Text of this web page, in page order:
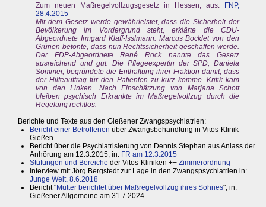
Zum neuen Maßregelvollzugsgesetz in Hessen, aus: FNP,
28.4.2015
Mit dem Gesetz werde gewährleistet, dass die Sicherheit der
Bevölkerung im Vordergrund steht, erklärte die CDU-
Abgeordnete Irmgard Klaff-Isslmann. Marcus Bocklet von den
Grünen betonte, dass nun Rechtssicherheit geschaffen werde.
Der FDP-Abgeordnete René Rock nannte das Gesetz
ausreichend und gut. Die Pflegeexpertin der SPD, Daniela
Sommer, begründete die Enthaltung ihrer Fraktion damit, dass
der Hilfeauftrag für den Patienten zu kurz komme. Kritik kam
von den Linken. Nach Einschätzung von Marjana Schott
bleiben psychisch Erkrankte im Maßregelvollzug durch die
Regelung rechtlos.
Berichte und Texte aus den Gießener Zwangspsychiatrien:
Bericht einer Betroffenen über Zwangsbehandlung in Vitos-Klinik
Gießen
Bericht über die Psychiatrisierung von Dennis Stephan aus Anlass der
Anhörung am 12.3.2015, in: FR am 12.3.2015
Stufungen und Bereiche der Vitos-Kliniken ++ Zimmerordnung
Interview mit Jörg Bergstedt zur Lage in den Zwangspsychiatrien in:
Junge Welt, 8.6.2018
Bericht "Mutter berichtet über Maßregelvollzug ihres Sohnes", in:
Gießener Allgemeine am 31.7.2024